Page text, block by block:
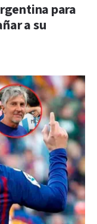
para
a su